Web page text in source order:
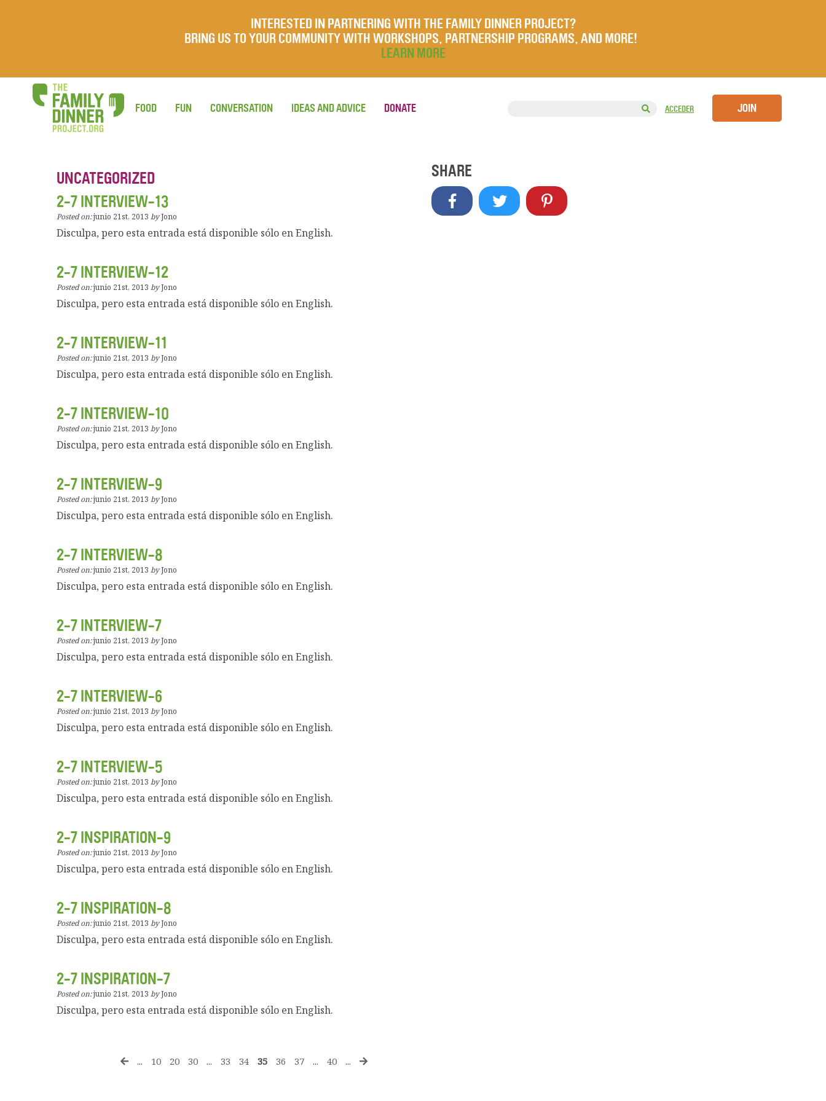
INTERESTED IN PARTNERING WITH THE FAMILY DINNER PROJECT?
BRING US TO YOUR COMMUNITY WITH WORKSHOPS, PARTNERSHIP PROGRAMS, AND MORE!
LEARN MORE
ACCEDER JOIN
FOOD FUN CONVERSATION IDEAS AND ADVICE DONATE
UNCATEGORIZED
2-7 INTERVIEW-13
Posted on:junio 21st, 2013 byJono
Disculpa, pero esta entrada está disponible sólo en English.
2-7 INTERVIEW-12
Posted on:junio 21st, 2013 byJono
Disculpa, pero esta entrada está disponible sólo en English.
2-7 INTERVIEW-11
Posted on:junio 21st, 2013 byJono
Disculpa, pero esta entrada está disponible sólo en English.
2-7 INTERVIEW-10
Posted on:junio 21st, 2013 byJono
Disculpa, pero esta entrada está disponible sólo en English.
2-7 INTERVIEW-9
Posted on:junio 21st, 2013 byJono
Disculpa, pero esta entrada está disponible sólo en English.
2-7 INTERVIEW-8
Posted on:junio 21st, 2013 byJono
Disculpa, pero esta entrada está disponible sólo en English.
2-7 INTERVIEW-7
Posted on:junio 21st, 2013 byJono
Disculpa, pero esta entrada está disponible sólo en English.
2-7 INTERVIEW-6
Posted on:junio 21st, 2013 byJono
Disculpa, pero esta entrada está disponible sólo en English.
2-7 INTERVIEW-5
Posted on:junio 21st, 2013 byJono
Disculpa, pero esta entrada está disponible sólo en English.
2-7 INSPIRATION-9
Posted on:junio 21st, 2013 byJono
Disculpa, pero esta entrada está disponible sólo en English.
2-7 INSPIRATION-8
Posted on:junio 21st, 2013 byJono
Disculpa, pero esta entrada está disponible sólo en English.
2-7 INSPIRATION-7
Posted on:junio 21st, 2013 byJono
Disculpa, pero esta entrada está disponible sólo en English.
... 10 20 30 ... 33 34 35 36 37 ... 40 ...
SHARE